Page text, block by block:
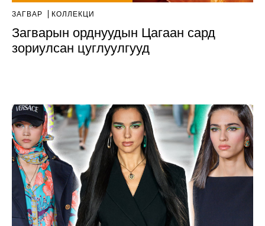
ЗАГВАР КОЛЛЕКЦИ
Загварын орднуудын Цагаан сард
зориулсан цуглуулгууд